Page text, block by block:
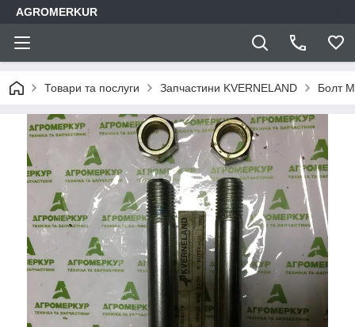
AGROMERKUR
Товари та послуги Запчастини KVERNELAND Болт